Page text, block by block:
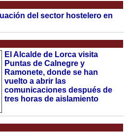
del sector hostelero en
El Alcalde de Lorca visita
Puntas de Calnegre y
Ramonete, donde se han
vuelto a abrir las
comunicaciones después de
tres horas de aislamiento